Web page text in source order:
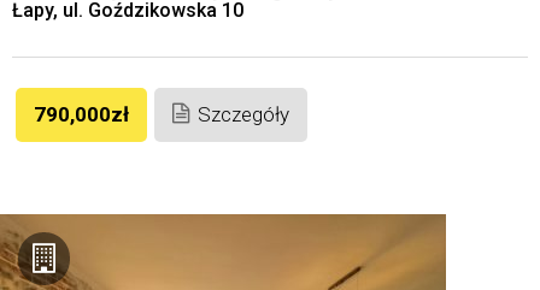
Łapy, ul. Goździkowska 10
790,000zł Szczegóły